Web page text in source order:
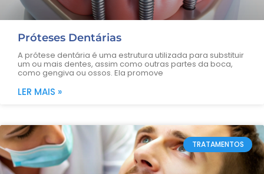
Próteses Dentárias
A prótese dentária é uma estrutura utilizada para substituir
um ou mais dentes, assim como outras partes da boca,
como gengiva ou ossos. Ela promove
LER MAIS »
TRATAMENTOS